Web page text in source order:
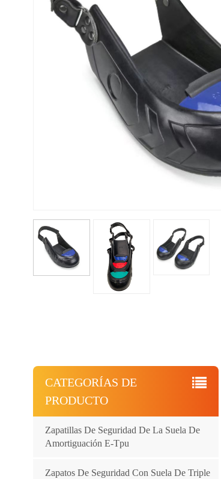
CATEGORÍAS DE
PRODUCTO
Zapatillas De Seguridad De La Suela De
Amortiguación E-Tpu
Zapatos De Seguridad Con Suela De Triple